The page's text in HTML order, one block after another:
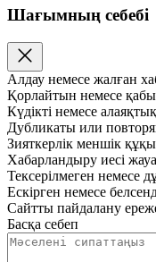
Шағымның себебі
Алдау немесе жалған
Қорлайтын немесе
Күдікті немесе
Дубликаты или
Зияткерлік меншік
Хабарландыру иесі
Тексерілмеген немесе
Ескірген немесе
Сайтты пайдалану
Басқа себеп